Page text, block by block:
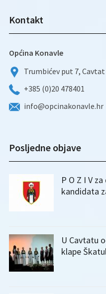
Kontakt
Općina Konavle
Trumbićev put 7, Cavtat
+385 (0)20 478401
info@opcinakonavle.hr
Posljedne objave
P O Z I V
kandidata
U Cavtatu
klape